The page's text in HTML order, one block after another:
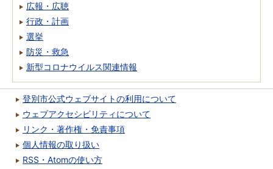
広報・広聴
行政・計画
選挙
防災・救急
新型コロナウイルス関連情報
登別市公式ウェブサイトの利用について
ウェブアクセシビリティについて
リンク・著作権・免責事項
個人情報の取り扱い
RSS・Atomの使い方